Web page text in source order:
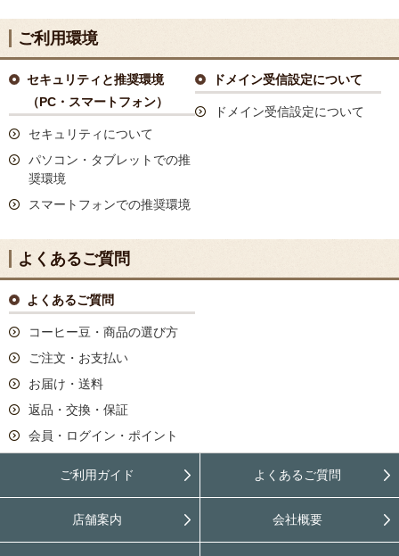
ご利用環境
セキュリティと推奨環境
（PC・スマートフォン）
セキュリティについて
パソコン・タブレットでの推
奨環境
スマートフォンでの推奨環境
ドメイン受信設定について
ドメイン受信設定について
よくあるご質問
よくあるご質問
コーヒー豆・商品の選び方
ご注文・お支払い
お届け・送料
返品・交換・保証
会員・ログイン・ポイント
ご利用ガイド よくあるご質問
店舗案内 会社概要